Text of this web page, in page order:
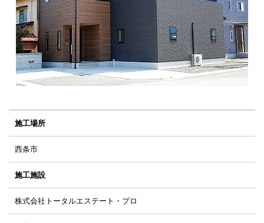
施工場所
西条市
施工施設
株式会社トータルエステート・プロ